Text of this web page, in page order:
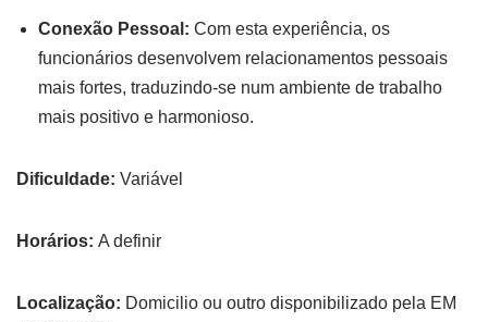
Conexão Pessoal: Com esta experiência, os
funcionários desenvolvem relacionamentos pessoais
mais fortes, traduzindo-se num ambiente de trabalho
mais positivo e harmonioso.
Dificuldade: Variável
Horários: A definir
Localização: Domicilio ou outro disponibilizado pela EM